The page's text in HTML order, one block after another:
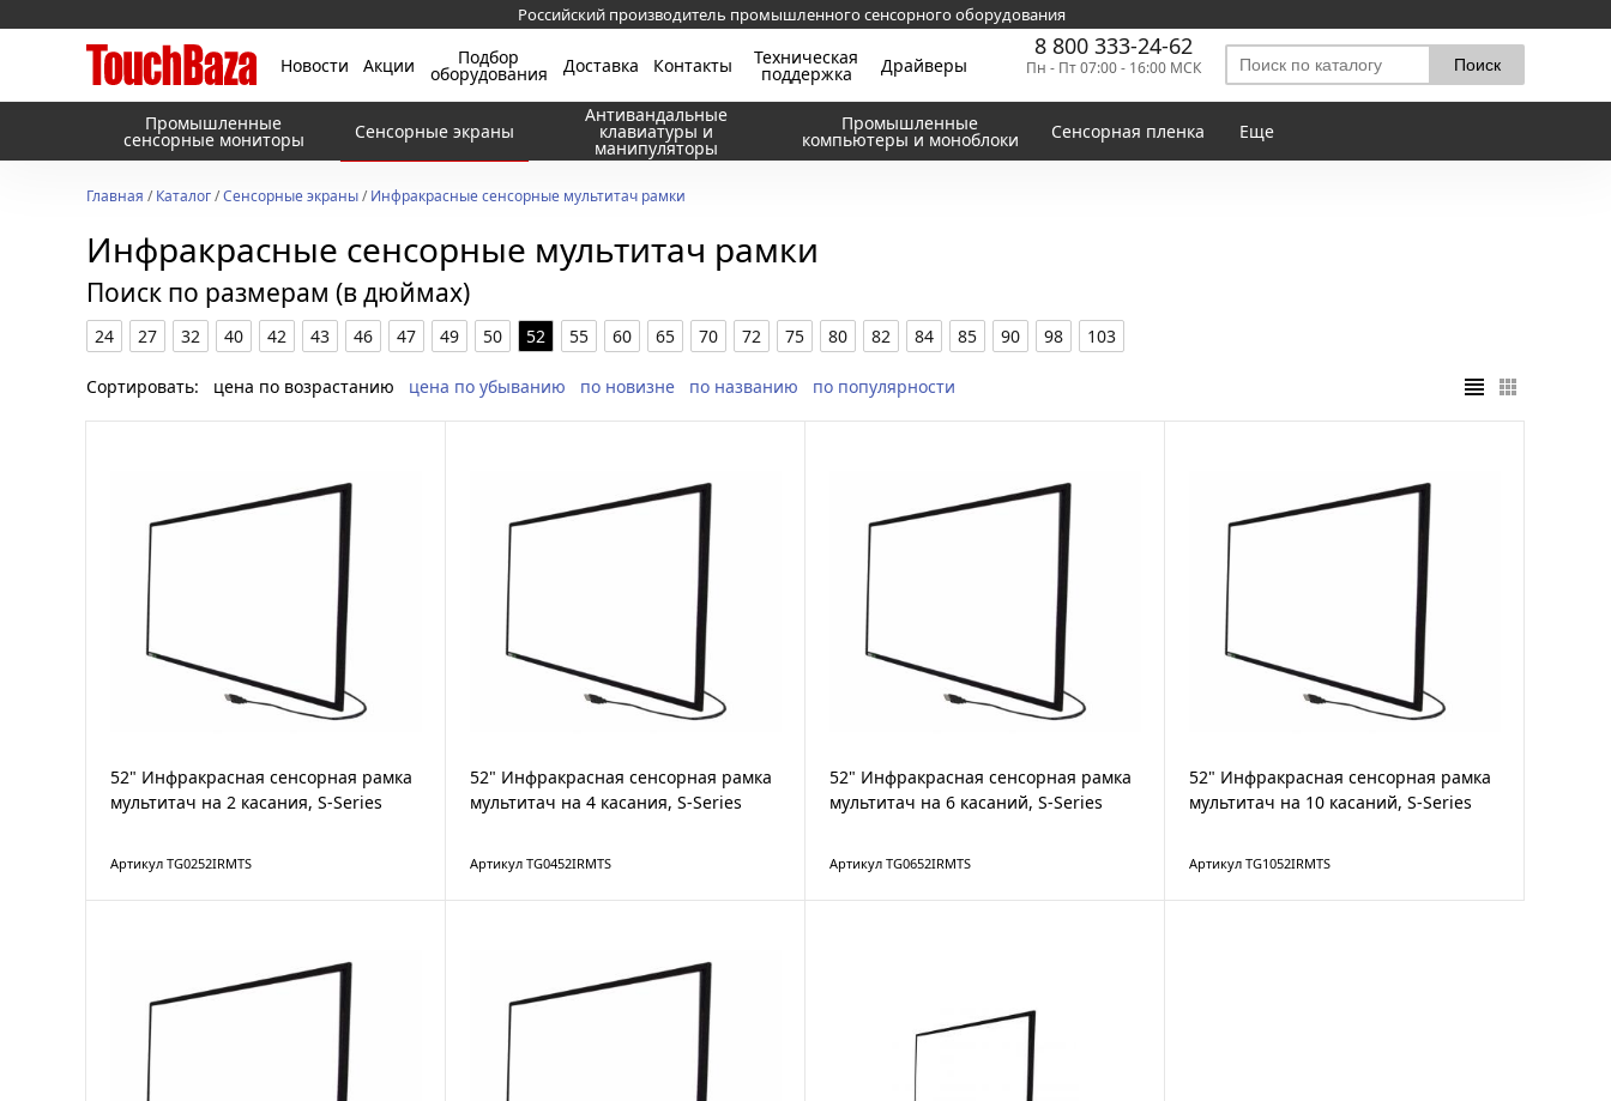
Российский производитель промышленного сенсорного оборудования
Новости Акции Подбор
оборудования Доставка Контакты Техническая
поддержка Драйверы
8 800 333-24-62
Пн - Пт 07:00 - 16:00 МСК
Промышленные
сенсорные мониторы Сенсорные экраны
Антивандальные
клавиатуры и
манипуляторы
Промышленные
компьютеры и моноблоки Сенсорная пленка Еще
Главная /Каталог/Сенсорные экраны/Инфракрасные сенсорные мультитач рамки
Инфракрасные сенсорные мультитач рамки
Поиск по размерам (в дюймах)
24 27 32 40 42 43 46 47 49 50 52 55 60 65 70 72 75 80 82 84 85 90 98 103
Сортировать: цена по возрастанию цена по убыванию по новизне по названию по популярности
52" Инфракрасная сенсорная рамка
мультитач на 2 касания, S-Series
Артикул TG0252IRMTS
52" Инфракрасная сенсорная рамка
мультитач на 4 касания, S-Series
Артикул TG0452IRMTS
52" Инфракрасная сенсорная рамка
мультитач на 6 касаний, S-Series
Артикул TG0652IRMTS
52" Инфракрасная сенсорная рамка
мультитач на 10 касаний, S-Series
Артикул TG1052IRMTS